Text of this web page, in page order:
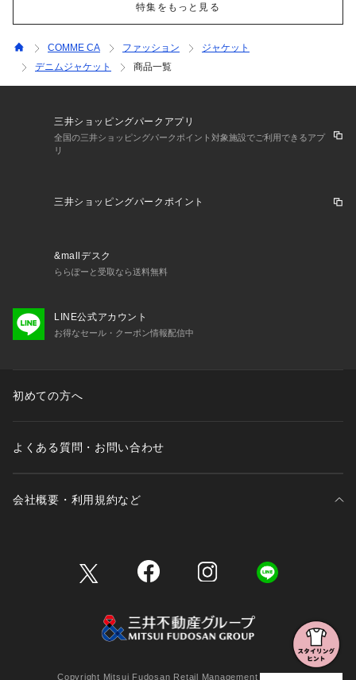
特集をもっと見る
COMME CA ファッション
ジャケット
デニムジャケット
商品一覧
三井ショッピングパークアプリ
全国の三井ショッピングパークポイント対象施設でご利用できるアプ
リ
三井ショッピングパークポイント
&mallデスク
ららぽーと受取なら送料無料
LINE公式アカウント
お得なセール・クーポン情報配信中
初めての方へ
よくある質問・お問い合わせ
会社概要・利用規約など
Copyright Mitsui Fudosan Retail Management Co., Ltd.